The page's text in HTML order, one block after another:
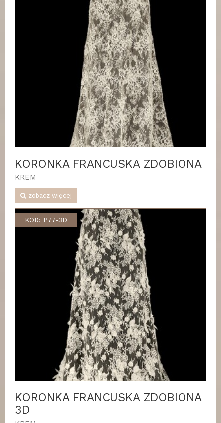
KORONKA FRANCUSKA ZDOBIONA
KREM
zobacz więcej
KOD: P77-3D
KORONKA FRANCUSKA ZDOBIONA
3D